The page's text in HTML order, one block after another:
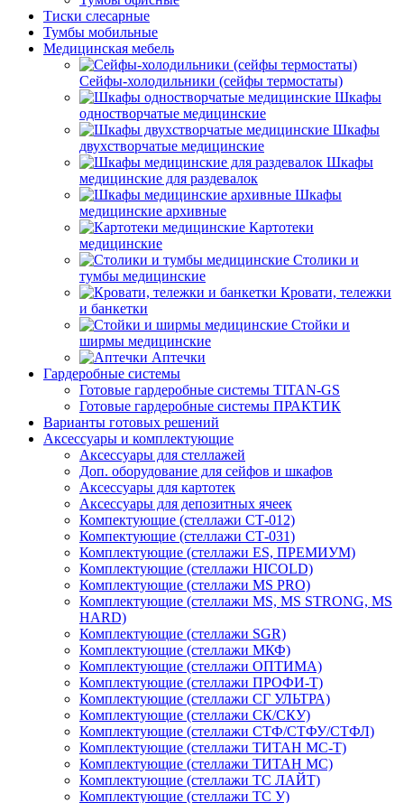
Тиски слесарные
Тумбы мобильные
Медицинская мебель
Сейфы-холодильники (сейфы термостаты)
Шкафы
одностворчатые медицинские
Шкафы
двухстворчатые медицинские
Шкафы
медицинские для раздевалок
Шкафы
медицинские архивные
Картотеки
медицинские
Столики и
тумбы медицинские
Кровати, тележки
и банкетки
Стойки и
ширмы медицинские
Аптечки
Гардеробные системы
Готовые гардеробные системы TITAN-GS
Готовые гардеробные системы ПРАКТИК
Варианты готовых решений
Аксессуары и комплектующие
Аксессуары для стеллажей
Доп. оборудование для сейфов и шкафов
Аксессуары для картотек
Аксессуары для депозитных ячеек
Компектующие (стеллажи СТ-012)
Компектующие (стеллажи СТ-031)
Комплектующие (стеллажи ES, ПРЕМИУМ)
Комплектующие (стеллажи HICOLD)
Комплектующие (стеллажи MS PRO)
Комплектующие (стеллажи MS, MS STRONG, MS
HARD)
Комплектующие (стеллажи SGR)
Комплектующие (стеллажи МКФ)
Комплектующие (стеллажи ОПТИМА)
Комплектующие (стеллажи ПРОФИ-Т)
Комплектующие (стеллажи СГ УЛЬТРА)
Комплектующие (стеллажи СК/СКУ)
Комплектующие (стеллажи СТФ/СТФУ/СТФЛ)
Комплектующие (стеллажи ТИТАН МС-Т)
Комплектующие (стеллажи ТИТАН МС)
Комплектующие (стеллажи ТС ЛАЙТ)
Комплектующие (стеллажи ТС У)